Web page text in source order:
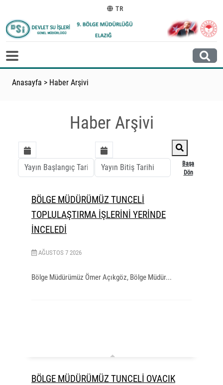
TR
Anasayfa > Haber Arşivi
Haber Arşivi
Başa
Dön
BÖLGE MÜDÜRÜMÜZ TUNCELİ
TOPLULAŞTIRMA İŞLERİNİ YERİNDE
İNCELEDİ
AĞUSTOS 7 2026
Bölge Müdürümüz Ömer Açıkgöz, Bölge Müdür...
BÖLGE MÜDÜRÜMÜZ TUNCELİ OVACIK